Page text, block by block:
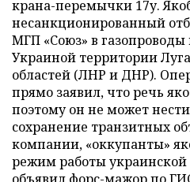
крана-перемычки 17у.
несанкционированный
МГП «Союз» в
Украиной территории
областей (ЛНР и ДНР).
прямо заявил, что речь
поэтому он не может нести
сохранение транзитных
компании, «оккупанты»
режим работы украинской